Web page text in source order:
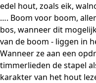
edel hout, zoals eik,
…. Boom voor boom,
bos, wanneer dit
van de boom - liggen in
Wanneer ze aan een
timmerlieden de stapel
karakter van het hout